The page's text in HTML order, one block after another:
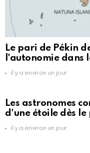
Le pari de Pékin
l'autonomie dans
il y a environ un jour
Les astronomes
d'une étoile dès
il y a environ un jour